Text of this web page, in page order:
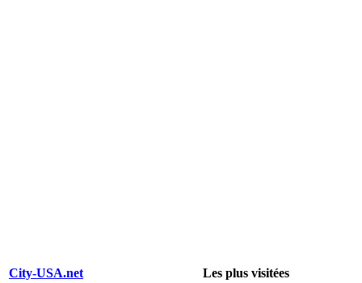
City-USA.net
Les plus visitées